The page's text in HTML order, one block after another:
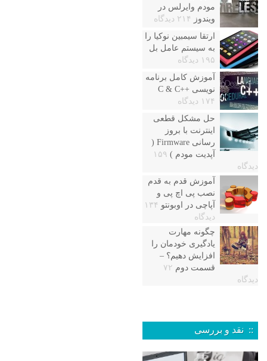
مودم وایرلس در
ویندوز
۲۱۴ دیدگاه
ارتقا سیمبین نوکیا را
به سیستم عامل بل
۱۹۵ دیدگاه
آموزش کامل برنامه
نویسی ++C & C
۱۷۴ دیدگاه
حل مشکل قطعی
اینترنت با بروز
رسانی Firmware (
آپدیت مودم ) ۱۵۹
دیدگاه
آموزش قدم به قدم
نصب پی اچ پی و
آپاچی در اوبونتو ۱۳۴
دیدگاه
چگونه مهارت
یادگیری خودمان را
افزایش دهیم؟ –
قسمت دوم ۷۲
دیدگاه
:: نقد و بررسی